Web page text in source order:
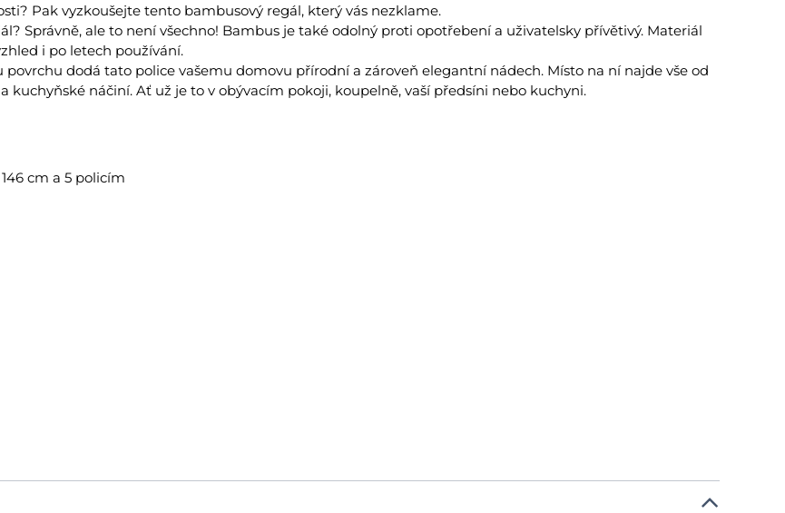
Pak vyzkoušejte tento bambusový regál, který vás nezklame.
Správně, ale to není všechno! Bambus je také odolný proti opotřebení a uživatelsky přívětivý. Materiál
i po letech používání.
dodá tato police vašemu domovu přírodní a zároveň elegantní nádech. Místo na ní najde vše od
kuchyňské náčiní. Ať už je to v obývacím pokoji, koupelně, vaší předsíni nebo kuchyni.
cm a 5 policím